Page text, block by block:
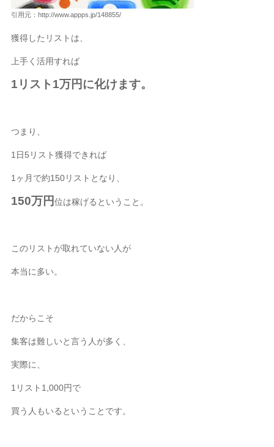
引用元：http://www.appps.jp/148855/
獲得したリストは、
上手く活用すれば
1リスト1万円に化けます。
つまり、
1日5リスト獲得できれば
1ヶ月で約150リストとなり、
150万円位は稼げるということ。
このリストが取れていない人が
本当に多い。
だからこそ
集客は難しいと言う人が多く、
実際に、
1リスト1,000円で
買う人もいるということです。